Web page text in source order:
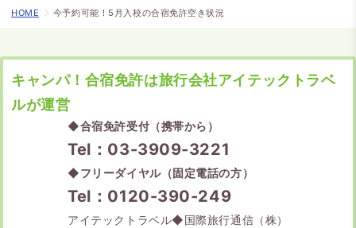
HOME 今予約可能！5月入校の合宿免許空き状況
キャンパ！合宿免許は旅行会社アイテックトラベ
ルが運営
◆合宿免許受付（携帯から）
Tel：03-3909-3221
◆フリーダイヤル（固定電話の方）
Tel：0120-390-249
アイテックトラベル◆国際旅行通信（株）